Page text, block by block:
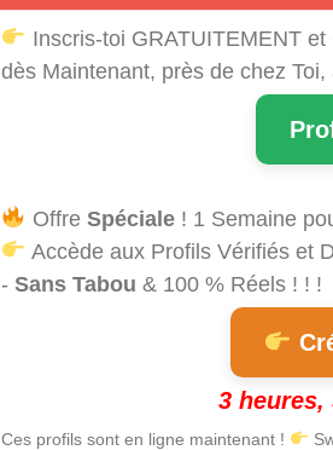
Inscris-toi GRATUITEMENT
dès Maintenant, près de chez Toi,
Offre Spéciale! 1 Semaine
Accède aux Profils Vérifiés et
- Sans Tabou & 100 % Réels ! ! !
3 heures,
Ces profils sont en ligne maintenant !